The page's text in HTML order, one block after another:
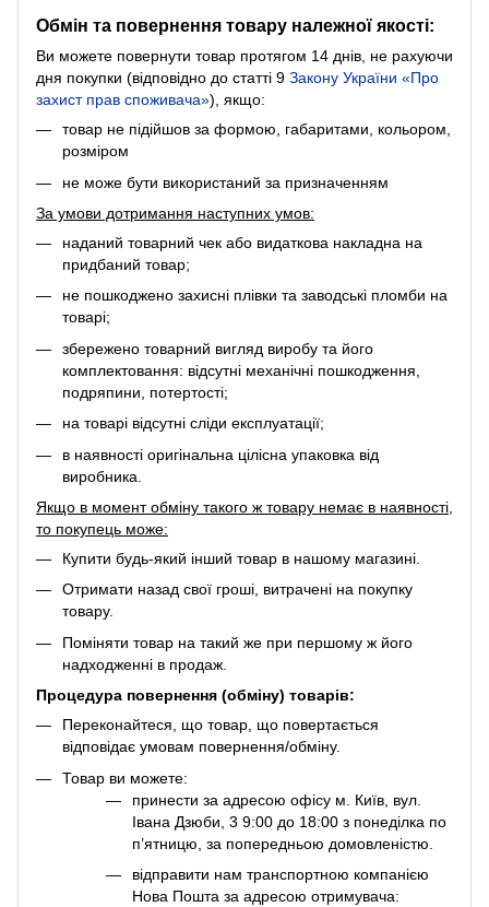
Обмін та повернення товару належної якості:
Ви можете повернути товар протягом 14 днів, не рахуючи
дня покупки (відповідно до статті 9 Закону України «Про
захист прав споживача»), якщо:
товар не підійшов за формою, габаритами, кольором,
розміром
не може бути використаний за призначенням
За умови дотримання наступних умов:
наданий товарний чек або видаткова накладна на
придбаний товар;
не пошкоджено захисні плівки та заводські пломби на
товарі;
збережено товарний вигляд виробу та його
комплектовання: відсутні механічні пошкодження,
подряпини, потертості;
на товарі відсутні сліди експлуатації;
в наявності оригінальна цілісна упаковка від
виробника.
Якщо в момент обміну такого ж товару немає в наявності,
то покупець може:
Купити будь-який інший товар в нашому магазині.
Отримати назад свої гроші, витрачені на покупку
товару.
Поміняти товар на такий же при першому ж його
надходженні в продаж.
Процедура повернення (обміну) товарів:
Переконайтеся, що товар, що повертається
відповідає умовам повернення/обміну.
Товар ви можете:
принести за адресою офісу м. Київ, вул.
Івана Дзюби, 3 9:00 до 18:00 з понеділка по
п’ятницю, за попередньою домовленістю.
відправити нам транспортною компанією
Нова Пошта за адресою отримувача: